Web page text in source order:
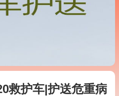
救护车|护送危重病